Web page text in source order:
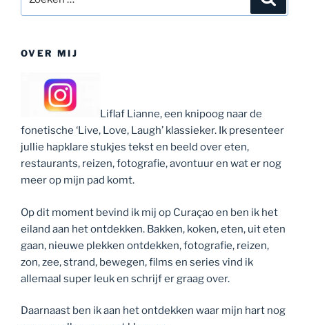
naar:
OVER MIJ
Liflaf Lianne, een knipoog naar de
fonetische ‘Live, Love, Laugh’ klassieker. Ik presenteer
jullie hapklare stukjes tekst en beeld over eten,
restaurants, reizen, fotografie, avontuur en wat er nog
meer op mijn pad komt.
Op dit moment bevind ik mij op Curaçao en ben ik het
eiland aan het ontdekken. Bakken, koken, eten, uit eten
gaan, nieuwe plekken ontdekken, fotografie, reizen,
zon, zee, strand, bewegen, films en series vind ik
allemaal super leuk en schrijf er graag over.
Daarnaast ben ik aan het ontdekken waar mijn hart nog